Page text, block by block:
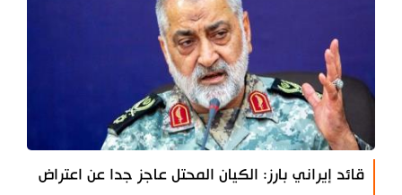
قائد إيراني بارز: الكيان المحتل عاجز جدا عن اعتراض